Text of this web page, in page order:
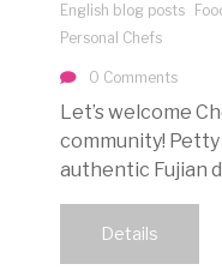
English blog posts
Personal Chefs
0 Comments
Let’s welcome
community!
authentic Fujian
Details